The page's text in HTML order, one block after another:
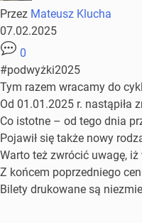
Przez Mateusz Klucha
07.02.2025
0
#podwyżki2025
Tym razem wracamy do
Od 01.01.2025 r. nastąpiła
Co istotne – od tego dnia
Pojawił się także nowy
Warto też zwrócić uwagę,
Z końcem poprzedniego
Bilety drukowane są